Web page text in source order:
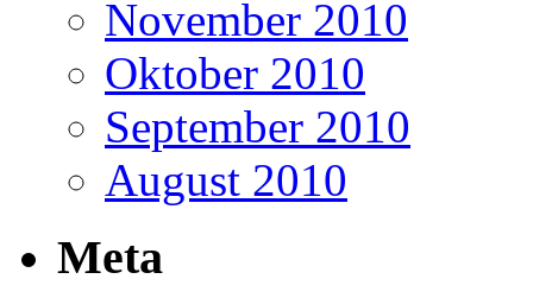
November 2010
Oktober 2010
September 2010
August 2010
Meta